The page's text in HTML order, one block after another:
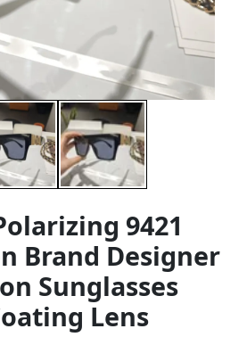
9421
Brand Designer
Sunglasses
Lens